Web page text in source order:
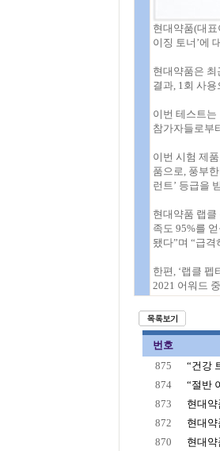
현대약품(대
이징 토너’에
현대약품은
결과, 1회 사
이번 테스트는
참가자들로부
이번 시험 제
품으로, 풍부
런트’ 등급을
현대약품 랩클
족도 95%를
됐다”며 “급
한편, ‘랩클
2021 어워드
번호
875
“건강
874
“절반
873
현대약
872
현대약
870
현대약